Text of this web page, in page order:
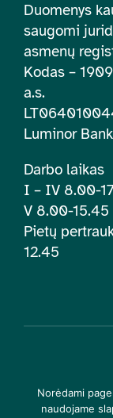
Duomenys
saugomi
asmenų
Kodas –
a.s.
Luminor
Darbo laikas
I – IV 8.00-
V 8.00-15.45
Pietų
12.45
Norėdami
naudojame